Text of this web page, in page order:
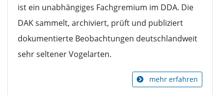
ist ein unabhängiges Fachgremium im DDA. Die
DAK sammelt, archiviert, prüft und publiziert
dokumentierte Beobachtungen deutschlandweit
sehr seltener Vogelarten.
mehr erfahren